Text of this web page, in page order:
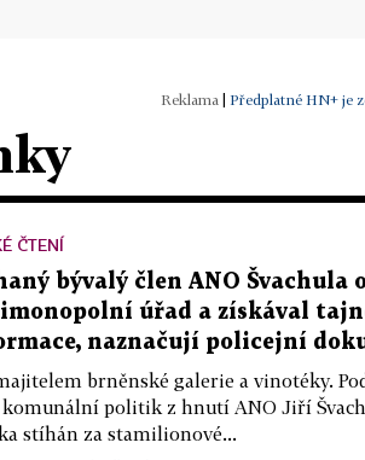
| Předplatné HN+ je
ČTENÍ
bývalý člen ANO Švachula
úřad a získával
naznačují policejní
brněnské galerie a vinotéky.
politik z hnutí ANO Jiří
stíhán za stamilionové...